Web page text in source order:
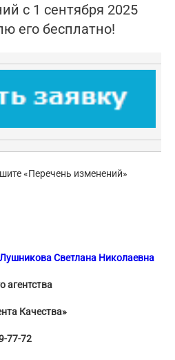
с 1 сентября 2025
его бесплатно!
«Перечень изменений»
Светлана Николаевна
агентства
Качества»
77-72